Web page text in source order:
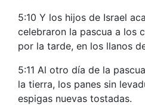
5:10 Y los hijos de Israel
celebraron la pascua a los
por la tarde, en los llanos
5:11 Al otro día de la
la tierra, los panes sin
espigas nuevas tostadas.